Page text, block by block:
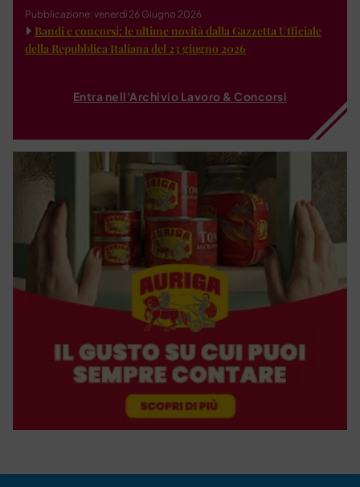
Pubblicazione: venerdì 26 Giugno 2026
Bandi e concorsi: le ultime novità dalla Gazzetta Ufficiale
della Repubblica Italiana del 23 giugno 2026
Entra nell'Archivio Lavoro & Concorsi